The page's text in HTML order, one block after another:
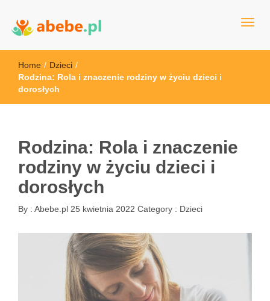
Abebe
Home / Dzieci /
Rodzina: Rola i znaczenie rodziny w życiu dzieci i
dorosłych
Rodzina: Rola i znaczenie
rodziny w życiu dzieci i
dorosłych
By : Abebe.pl 25 kwietnia 2022 Category : Dzieci